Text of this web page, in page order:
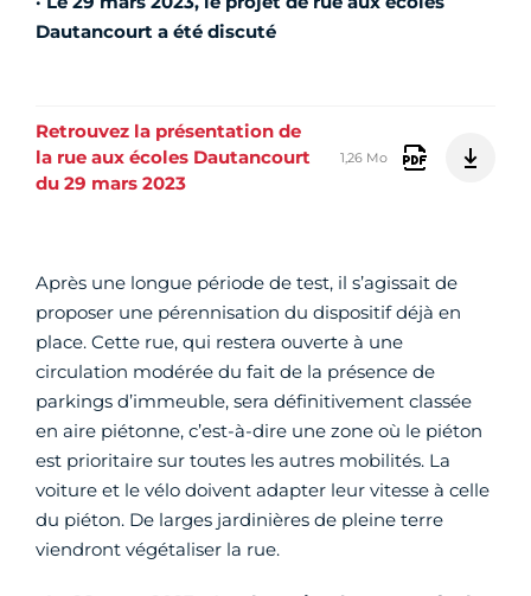
Dautancourt a été discuté
Retrouvez la présentation de
la rue aux écoles Dautancourt
du 29 mars 2023
1,26 Mo
Après une longue période de test, il s’agissait de
proposer une pérennisation du dispositif déjà en
place. Cette rue, qui restera ouverte à une
circulation modérée du fait de la présence de
parkings d’immeuble, sera définitivement classée
en aire piétonne, c’est-à-dire une zone où le piéton
est prioritaire sur toutes les autres mobilités. La
voiture et le vélo doivent adapter leur vitesse à celle
du piéton. De larges jardinières de pleine terre
viendront végétaliser la rue.